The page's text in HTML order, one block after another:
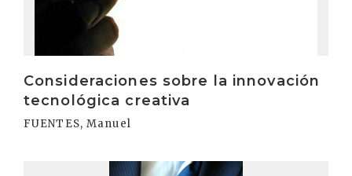
Consideraciones sobre la innovación
tecnológica creativa
FUENTES, Manuel